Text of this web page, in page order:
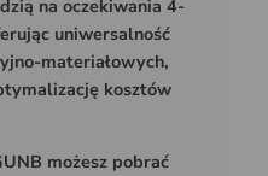
na oczekiwania 4-
uniwersalność
materiałowych,
kosztów
możesz pobrać